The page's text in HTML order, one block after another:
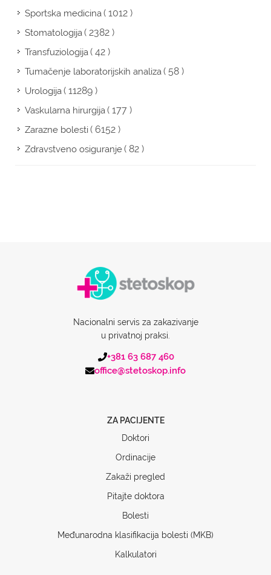
Sportska medicina( 1012 )
Stomatologija( 2382 )
Transfuziologija( 42 )
Tumačenje laboratorijskih analiza( 58 )
Urologija( 11289 )
Vaskularna hirurgija( 177 )
Zarazne bolesti( 6152 )
Zdravstveno osiguranje( 82 )
Nacionalni servis za zakazivanje
u privatnoj praksi.
+381 63 687 460
office@stetoskop.info
ZA PACIJENTE
Doktori
Ordinacije
Zakaži pregled
Pitajte doktora
Bolesti
Međunarodna klasifikacija bolesti (MKB)
Kalkulatori